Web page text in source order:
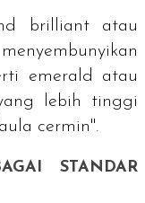
brilliantatau
emerald atau
lebih tinggi
cermin".
STANDAR